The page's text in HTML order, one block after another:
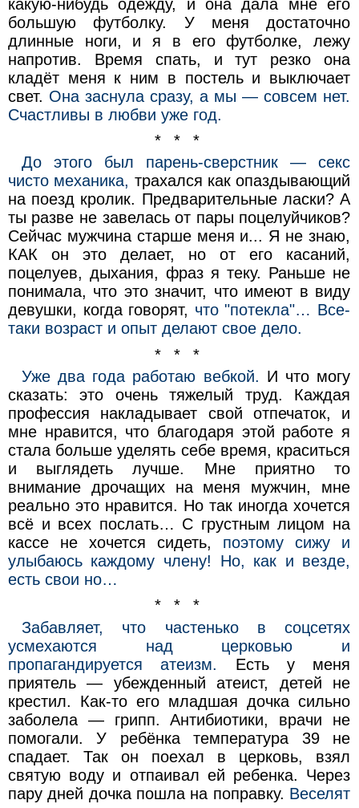
какую-нибудь одежду, и она дала мне его
большую футболку. У меня достаточно
длинные ноги, и я в его футболке, лежу
напротив. Время спать, и тут резко она
кладёт меня к ним в постель и выключает
свет. Она заснула сразу, а мы — совсем нет.
Счастливы в любви уже год.
* * *
До этого был парень-сверстник — ceкс
чисто механика, трахался как опаздывающий
на поезд кролик. Предварительные ласки? А
ты разве не завелась от пары поцелуйчиков?
Сейчас мужчина старше меня и... Я не знаю,
КАК он это делает, но от его касаний,
поцелуев, дыхания, фраз я теку. Раньше не
понимала, что это значит, что имеют в виду
девушки, когда говорят, что "потекла"… Все-
таки возраст​ и опыт делают свое дело.
* * *
Уже два года работаю вебкой. И что могу
сказать: это очень тяжелый труд. Каждая
профессия накладывает свой отпечаток, и
мне нравится, что благодаря этой работе я
стала больше уделять себе время, краситься
и выглядеть лучше. Мне приятно то
внимание дрочащих на меня мужчин, мне
реально это нравится. Но так иногда хочется
всё и всех послать… С грустным лицом на
кассе не хочется сидеть, поэтому сижу и
улыбаюсь каждому члену! Но, как и везде,
есть свои но…
* * *
Забавляет, что частенько в соцсетях
усмехаются над церковью и
пропагандируется атеизм.
Есть у меня
приятель — убежденный атеист, детей не
крестил. Как-то его младшая дочка сильно
заболела — грипп. Антибиотики, врачи не
помогали. У ребёнка температура 39 не
спадает. Так он поехал в церковь, взял
святую воду и отпаивал ей ребенка. Через
пару дней дочка пошла на поправку. Веселят